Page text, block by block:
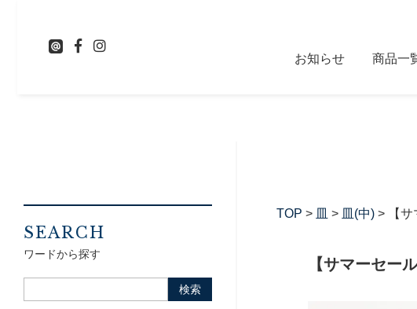
お知らせ 商品一
TOP > 皿 > 皿(中) > 【
【サマーセ
SEARCH
ワードから探す